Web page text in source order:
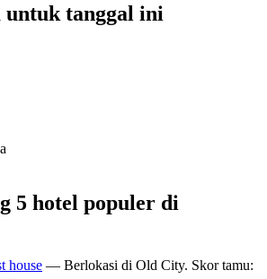
untuk tanggal ini
5 hotel populer di
house — Berlokasi di Old City. Skor tamu: